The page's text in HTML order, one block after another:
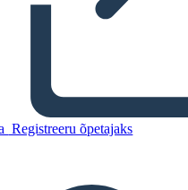
Registreeru õpetajaks